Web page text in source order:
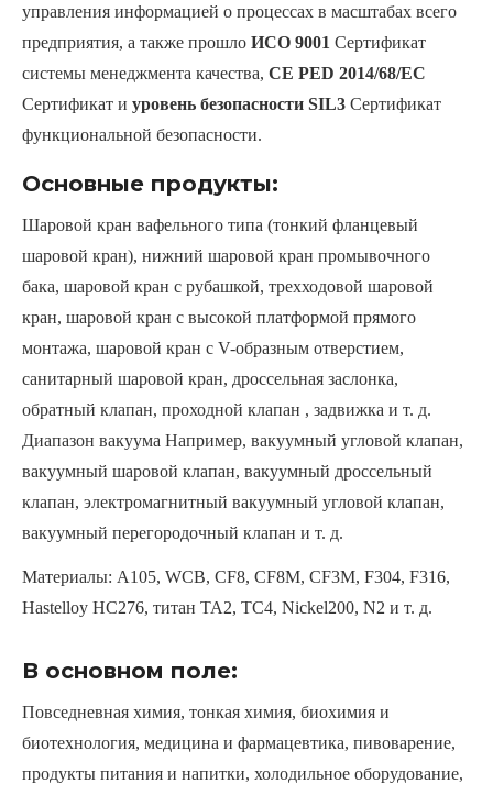
управления информацией о процессах в масштабах всего
предприятия, а также прошло ИСО 9001 Сертификат
системы менеджмента качества, CE PED 2014/68/ЕС
Сертификат и уровень безопасности SIL3 Сертификат
функциональной безопасности.
Основные продукты:
Шаровой кран вафельного типа (тонкий фланцевый
шаровой кран), нижний шаровой кран промывочного
бака, шаровой кран с рубашкой, трехходовой шаровой
кран, шаровой кран с высокой платформой прямого
монтажа, шаровой кран с V-образным отверстием,
санитарный шаровой кран, дроссельная заслонка,
обратный клапан, проходной клапан , задвижка и т. д.
Диапазон вакуума Например, вакуумный угловой клапан,
вакуумный шаровой клапан, вакуумный дроссельный
клапан, электромагнитный вакуумный угловой клапан,
вакуумный перегородочный клапан и т. д.
Материалы: A105, WCB, CF8, CF8M, CF3M, F304, F316,
Hastelloy HC276, титан TA2, TC4, Nickel200, N2 и т. д.
В основном поле:
Повседневная химия, тонкая химия, биохимия и
биотехнология, медицина и фармацевтика, пивоварение,
продукты питания и напитки, холодильное оборудование,